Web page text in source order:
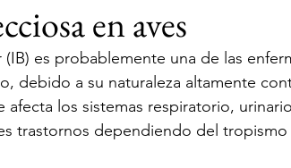
en aves
es probablemente una de las
debido a su naturaleza altamente
afecta los sistemas respiratorio,
trastornos dependiendo del tropismo